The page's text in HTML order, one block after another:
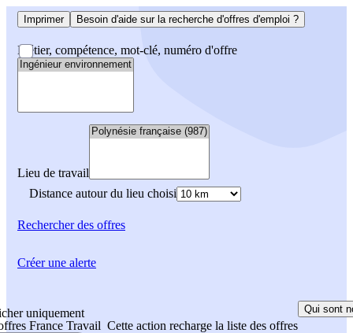
Imprimer Besoin d'aide sur la recherche d'offres d'emploi ?
Métier, compétence, mot-clé, numéro d'offre
Lieu de travail
Distance autour du lieu choisi
Rechercherdes offres
uniquement
France Travail Cette action recharge la liste des offres
Qui sont
Créer une alerte